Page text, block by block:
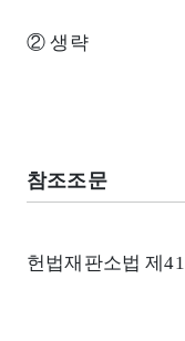
② 생략
참조조문
헌법재판소법 제